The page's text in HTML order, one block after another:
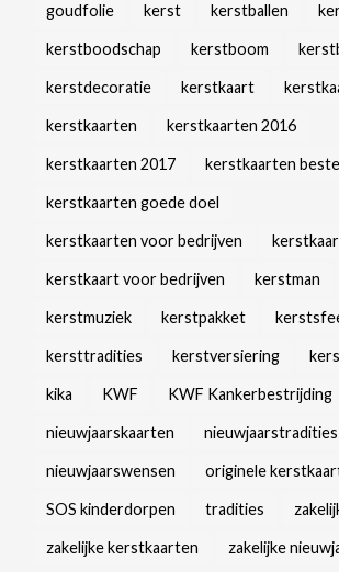
goudfolie kerst kerstballen
kerstboodschap kerstboom
kerstdecoratie kerstkaart
kerstkaarten kerstkaarten 2016
kerstkaarten 2017 kerstkaarten
kerstkaarten goede doel
kerstkaarten voor bedrijven
kerstkaart voor bedrijven kerstman
kerstmuziek kerstpakket
kersttradities kerstversiering
kika KWF KWF Kankerbestrijding
nieuwjaarskaarten nieuwjaarstradities
nieuwjaarswensen originele
SOS kinderdorpen tradities
zakelijke kerstkaarten zakelijke